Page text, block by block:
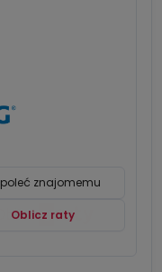
poleć znajomemu
Oblicz raty